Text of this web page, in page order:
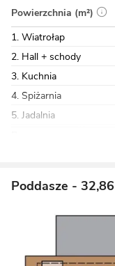
Powierzchnia (m²)
1. Wiatrołap
2. Hall + schody
3. Kuchnia
4. Spiżarnia
5. Jadalnia
Poddasze -